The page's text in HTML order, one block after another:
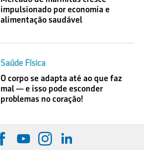
impulsionado por economia e
alimentação saudável
Saúde Física
O corpo se adapta até ao que faz
mal — e isso pode esconder
problemas no coração!